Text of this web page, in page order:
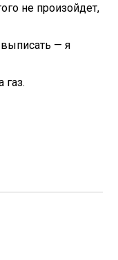
не произойдет,
выписать — я